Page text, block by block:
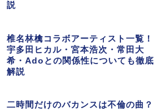
説
椎名林檎コラボアーティスト一覧！
宇多田ヒカル・宮本浩次・常田大
希・Adoとの関係性についても徹底
解説
二時間だけのバカンスは不倫の曲？